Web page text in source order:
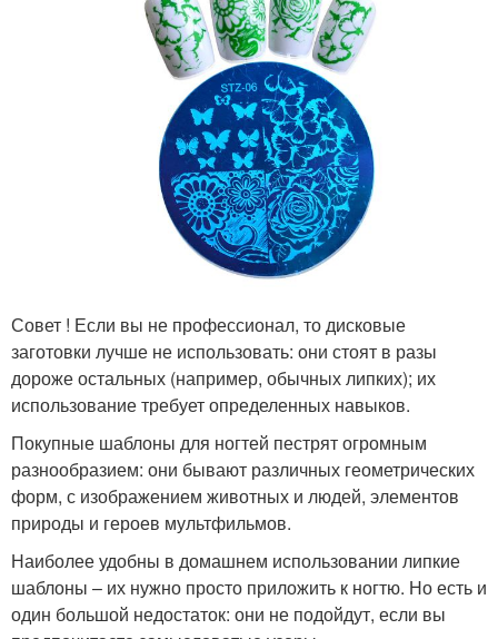
Совет ! Если вы не профессионал, то дисковые
заготовки лучше не использовать: они стоят в разы
дороже остальных (например, обычных липких); их
использование требует определенных навыков.
Покупные шаблоны для ногтей пестрят огромным
разнообразием: они бывают различных геометрических
форм, с изображением животных и людей, элементов
природы и героев мультфильмов.
Наиболее удобны в домашнем использовании липкие
шаблоны – их нужно просто приложить к ногтю. Но есть и
один большой недостаток: они не подойдут, если вы